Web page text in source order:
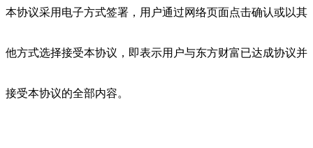
本协议采用电子方式签署，用户通过网络页面点击确认或以其
他方式选择接受本协议，即表示用户与东方财富已达成协议并
接受本协议的全部内容。